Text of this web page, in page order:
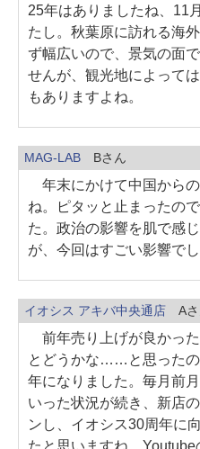
25年はありましたね、11
たし。秋葉原に訪れる海
ず幅広いので、景気の面
せんが、観光地によって
もありますよね。
MAG-LABBさん
年末にかけて中国から
ね。ピタッと止まったの
た。政治の影響を肌で感
が、今回はすごい影響でし
イオシス アキバ中央通店Aさ
前年売り上げが良かっ
とどうかな……と思った
年になりました。毎月前
いった状況が続き、新店の
ンし、イオシス30周年に
たと思いますね。